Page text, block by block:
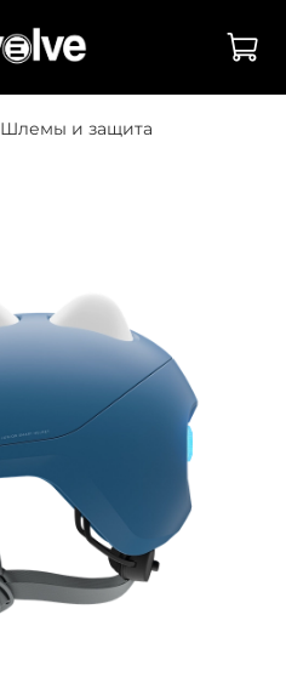
Шлемы и защита